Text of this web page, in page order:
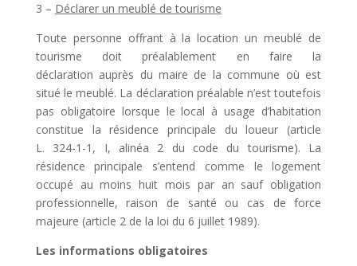
3 – Déclarer un meublé de tourisme
Toute personne offrant à la location un meublé de
tourisme doit préalablement en faire la
déclaration auprès du maire de la commune où est
situé le meublé. La déclaration préalable n’est toutefois
pas obligatoire lorsque le local à usage d’habitation
constitue la résidence principale du loueur (article
L. 324-1-1, I, alinéa 2 du code du tourisme). La
résidence principale s’entend comme le logement
occupé au moins huit mois par an sauf obligation
professionnelle, raison de santé ou cas de force
majeure (article 2 de la loi du 6 juillet 1989).
Les informations obligatoires